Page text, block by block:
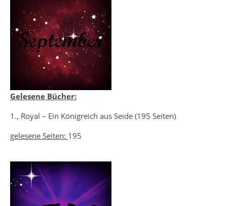
Gelesene Bücher:
1., Royal – Ein Königreich aus Seide (195 Seiten)
gelesene Seiten: 195